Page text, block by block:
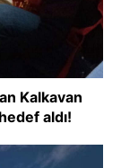
Kalkavan
aldı!